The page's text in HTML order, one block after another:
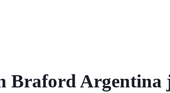
Braford Argentina